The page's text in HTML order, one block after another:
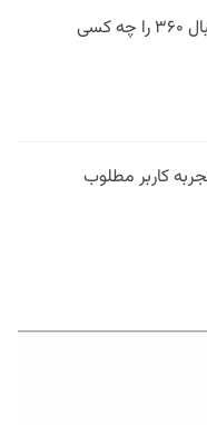
فیلتر در وقت اضافه؛ فوتبال ۳۶۰ را چه کسی
کاربر مطلوب